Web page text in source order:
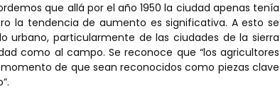
que allá por el año 1950 la ciudad apenas tenía
la tendencia de aumento es significativa. A esto se
urbano, particularmente de las ciudades de la sierra
como al campo. Se reconoce que “los agricultores
de que sean reconocidos como piezas clave